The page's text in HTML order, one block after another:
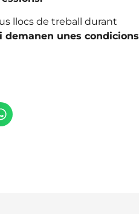
llocs de treball durant
unes condicions